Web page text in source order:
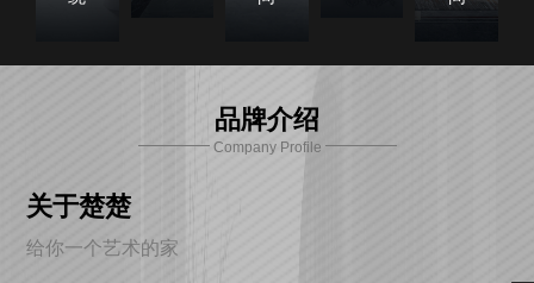
品牌介绍
Company Profile
关于楚楚
给你一个艺术的家